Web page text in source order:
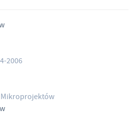
2006